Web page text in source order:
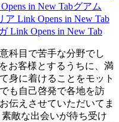
in New Tabグアム
ア Link Opens in New Tab
Link Opens in New Tab
科目で苦手な分野でし
お客様とするうちに、満
身に着けることをモット
も自己啓発で各地を訪
伝えさせていただいてま
敵な出会いが待ち受け